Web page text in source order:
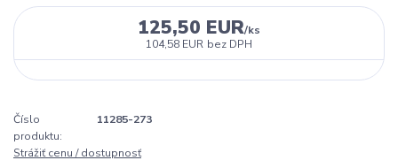
125,50 EUR/ks
104,58 EUR bez DPH
Číslo
produktu:
11285-273
Strážiť cenu / dostupnosť